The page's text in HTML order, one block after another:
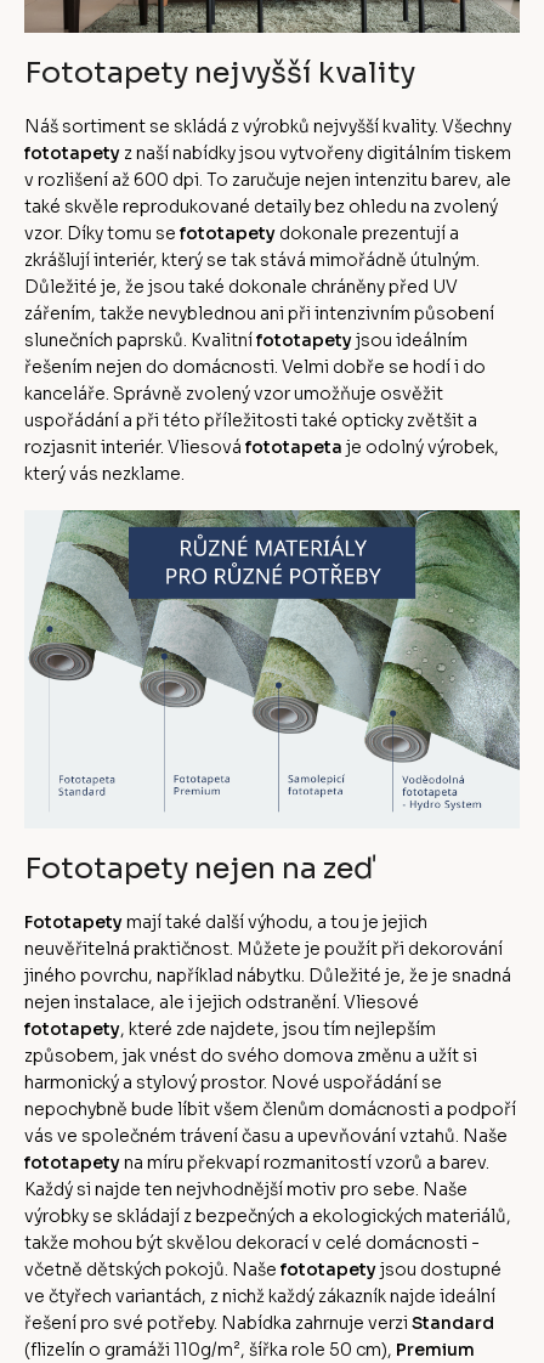
Fototapety nejvyšší kvality
Náš sortiment se skládá z výrobků nejvyšší kvality. Všechny
fototapety z naší nabídky jsou vytvořeny digitálním tiskem
v rozlišení až 600 dpi. To zaručuje nejen intenzitu barev, ale
také skvěle reprodukované detaily bez ohledu na zvolený
vzor. Díky tomu se fototapety dokonale prezentují a
zkrášlují interiér, který se tak stává mimořádně útulným.
Důležité je, že jsou také dokonale chráněny před UV
zářením, takže nevyblednou ani při intenzivním působení
slunečních paprsků. Kvalitnífototapetyjsou ideálním
řešením nejen do domácnosti. Velmi dobře se hodí i do
kanceláře. Správně zvolený vzor umožňuje osvěžit
uspořádání a při této příležitosti také opticky zvětšit a
rozjasnit interiér. Vliesová fototapeta je odolný výrobek,
který vás nezklame.
Fototapety nejen na zeď
Fototapetymají také další výhodu, a tou je jejich
neuvěřitelná praktičnost. Můžete je použít při dekorování
jiného povrchu, například nábytku. Důležité je, že je snadná
nejen instalace, ale i jejich odstranění. Vliesové
fototapety, které zde najdete, jsou tím nejlepším
způsobem, jak vnést do svého domova změnu a užít si
harmonický a stylový prostor. Nové uspořádání se
nepochybně bude líbit všem členům domácnosti a podpoří
vás ve společném trávení času a upevňování vztahů. Naše
fototapetyna míru překvapí rozmanitostí vzorů a barev.
Každý si najde ten nejvhodnější motiv pro sebe. Naše
výrobky se skládají z bezpečných a ekologických materiálů,
takže mohou být skvělou dekorací v celé domácnosti -
včetně dětských pokojů. Naše fototapetyjsou dostupné
ve čtyřech variantách, z nichž každý zákazník najde ideální
řešení pro své potřeby. Nabídka zahrnuje verzi Standard
(flizelín o gramáži 110g/m², šířka role 50 cm), Premium